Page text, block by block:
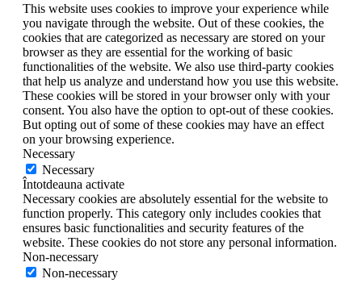
This website uses cookies to improve your experience while
you navigate through the website. Out of these cookies, the
cookies that are categorized as necessary are stored on your
browser as they are essential for the working of basic
functionalities of the website. We also use third-party cookies
that help us analyze and understand how you use this website.
These cookies will be stored in your browser only with your
consent. You also have the option to opt-out of these cookies.
But opting out of some of these cookies may have an effect
on your browsing experience.
Necessary
Necessary
Întotdeauna activate
Necessary cookies are absolutely essential for the website to
function properly. This category only includes cookies that
ensures basic functionalities and security features of the
website. These cookies do not store any personal information.
Non-necessary
Non-necessary